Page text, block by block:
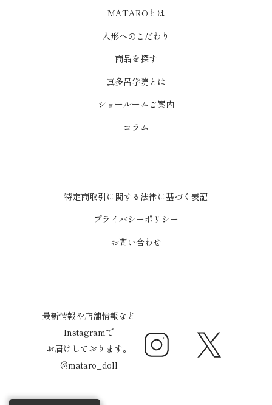
MATAROとは
人形へのこだわり
商品を探す
真多呂学院とは
ショールームご案内
コラム
特定商取引に関する法律に基づく表記
プライバシーポリシー
お問い合わせ
最新情報や店舗情報など
Instagramで
お届けしております。
@mataro_doll
Instagram